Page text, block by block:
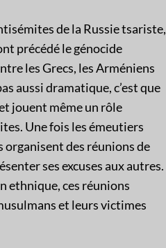
de la Russie tsariste,
précédé le génocide
les Grecs, les Arméniens
aussi dramatique, c’est que
jouent même un rôle
Une fois les émeutiers
organisent des réunions de
ses excuses aux autres.
ethnique, ces réunions
et leurs victimes